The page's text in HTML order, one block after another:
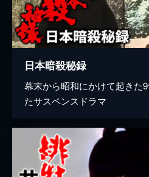
日本暗殺秘録
幕末から昭和にかけて起きた
たサスペンスドラマ